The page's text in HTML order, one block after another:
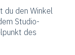
du den Winkel
Studio-
des